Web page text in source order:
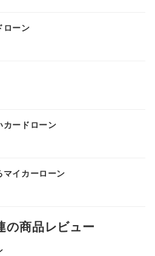
ローン
カードローン
マイカーローン
の商品レビュー